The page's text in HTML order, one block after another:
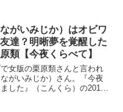
がいみじか）はオビワ
達？明晰夢を覚醒した
類【今夜くらべて】
女版の栗原類さんと言われ
がいみじか）さん。『今夜
した』（こんくら）の2016